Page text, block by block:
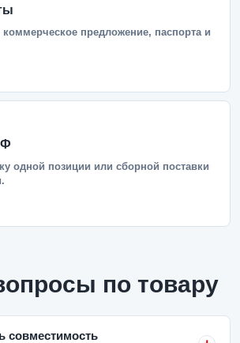
коммерческое предложение, паспорта и
одной позиции или сборной поставки
по товару
совместимость